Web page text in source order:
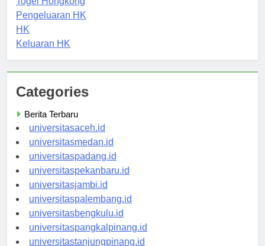
Togel Hongkong
Pengeluaran HK
HK
Categories
Berita Terbaru
universitasaceh.id
universitasmedan.id
universitaspadang.id
universitaspekanbaru.id
universitasjambi.id
universitaspalembang.id
universitasbengkulu.id
universitaspangkalpinang.id